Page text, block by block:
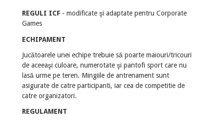
REGULI ICF - modificate şi adaptate pentru Corporate
Games
ECHIPAMENT
Jucătoarele unei echipe trebuie să poarte maiouri/tricouri
de aceeaşi culoare, numerotate şi pantofi sport care nu
lasă urme pe teren. Mingiile de antrenament sunt
asigurate de catre participanti, iar cea de competitie de
catre organizatori.
REGULAMENT